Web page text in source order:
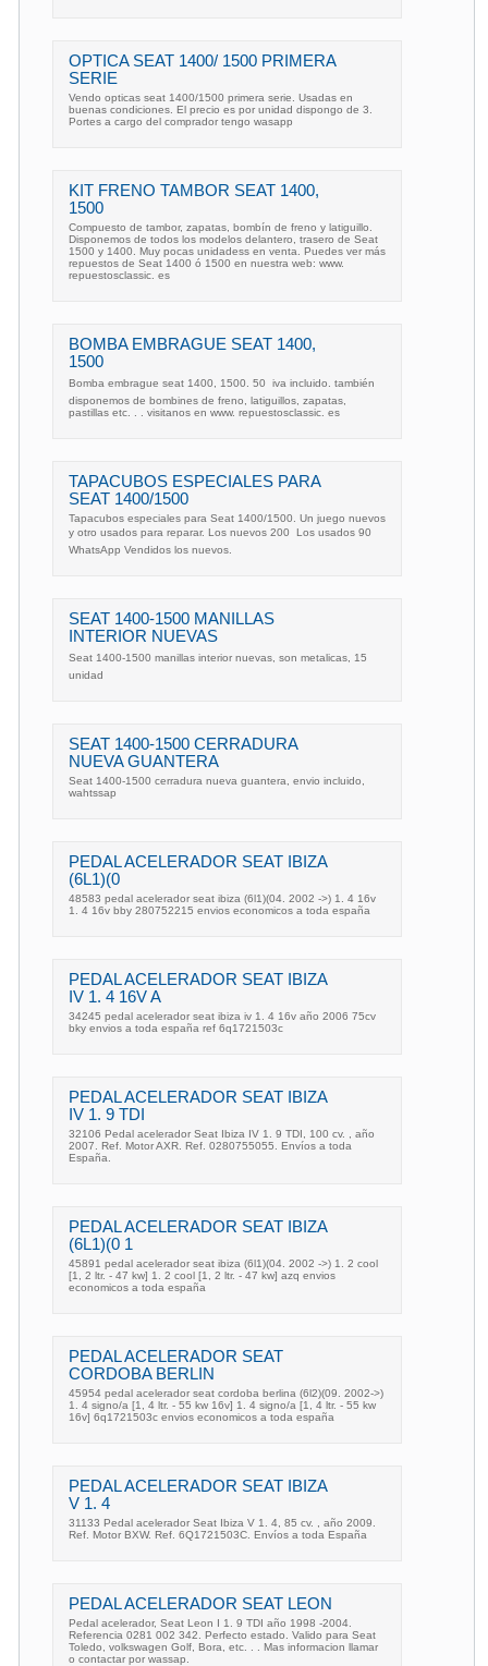
OPTICA SEAT 1400/ 1500 PRIMERA
SERIE
Vendo opticas seat 1400/1500 primera serie. Usadas en
buenas condiciones. El precio es por unidad dispongo de 3.
Portes a cargo del comprador tengo wasapp
KIT FRENO TAMBOR SEAT 1400,
1500
Compuesto de tambor, zapatas, bombín de freno y latiguillo.
Disponemos de todos los modelos delantero, trasero de Seat
1500 y 1400. Muy pocas unidadess en venta. Puedes ver más
repuestos de Seat 1400 ó 1500 en nuestra web: www.
repuestosclassic. es
BOMBA EMBRAGUE SEAT 1400,
1500
Bomba embrague seat 1400, 1500. 50  iva incluido. también
disponemos de bombines de freno, latiguillos, zapatas,
pastillas etc. . . visitanos en www. repuestosclassic. es
TAPACUBOS ESPECIALES PARA
SEAT 1400/1500
Tapacubos especiales para Seat 1400/1500. Un juego nuevos
y otro usados para reparar. Los nuevos 200  Los usados 90 
WhatsApp Vendidos los nuevos.
SEAT 1400-1500 MANILLAS
INTERIOR NUEVAS
Seat 1400-1500 manillas interior nuevas, son metalicas, 15
unidad
SEAT 1400-1500 CERRADURA
NUEVA GUANTERA
Seat 1400-1500 cerradura nueva guantera, envio incluido,
wahtssap
PEDAL ACELERADOR SEAT IBIZA
(6L1)(0
48583 pedal acelerador seat ibiza (6l1)(04. 2002 ->) 1. 4 16v
1. 4 16v bby 280752215 envios economicos a toda españa
PEDAL ACELERADOR SEAT IBIZA
IV 1. 4 16V A
34245 pedal acelerador seat ibiza iv 1. 4 16v año 2006 75cv
bky envios a toda españa ref 6q1721503c
PEDAL ACELERADOR SEAT IBIZA
IV 1. 9 TDI
32106 Pedal acelerador Seat Ibiza IV 1. 9 TDI, 100 cv. , año
2007. Ref. Motor AXR. Ref. 0280755055. Envíos a toda
España.
PEDAL ACELERADOR SEAT IBIZA
(6L1)(0 1
45891 pedal acelerador seat ibiza (6l1)(04. 2002 ->) 1. 2 cool
[1, 2 ltr. - 47 kw] 1. 2 cool [1, 2 ltr. - 47 kw] azq envios
economicos a toda españa
PEDAL ACELERADOR SEAT
CORDOBA BERLIN
45954 pedal acelerador seat cordoba berlina (6l2)(09. 2002->)
1. 4 signo/a [1, 4 ltr. - 55 kw 16v] 1. 4 signo/a [1, 4 ltr. - 55 kw
16v] 6q1721503c envios economicos a toda españa
PEDAL ACELERADOR SEAT IBIZA
V 1. 4
31133 Pedal acelerador Seat Ibiza V 1. 4, 85 cv. , año 2009.
Ref. Motor BXW. Ref. 6Q1721503C. Envíos a toda España
PEDAL ACELERADOR SEAT LEON
Pedal acelerador, Seat Leon I 1. 9 TDI año 1998 -2004.
Referencia 0281 002 342. Perfecto estado. Valido para Seat
Toledo, volkswagen Golf, Bora, etc. . . Mas informacion llamar
o contactar por wassap.